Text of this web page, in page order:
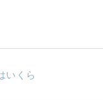
いくら